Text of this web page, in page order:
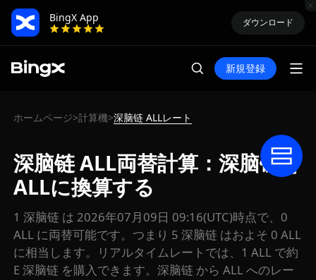
BingX App
ダウンロード
新規登録
ホームページ>計算機>深脑链 ALLレート
深脑链 ALL両替計算：深脑链を
ALLに換算する
1 深脑链 は 2026年07月09日 09:16(UTC)時点で、0
ALL に両替可能です。つまり 5 深脑链 はおよそ 0 ALL
に相当します。リアルタイムレートでは、1 ALL で約
E 深脑链 を購入できます。深脑链 から ALL へのレー